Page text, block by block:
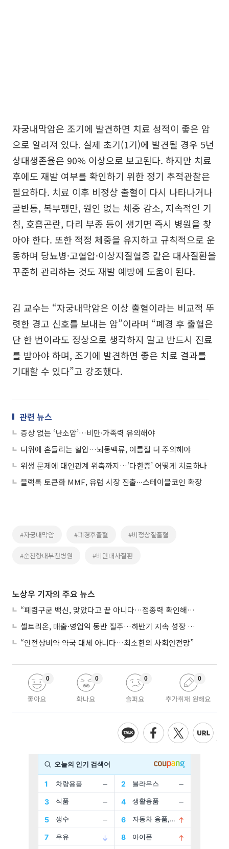
자궁내막암은 조기에 발견하면 치료 성적이 좋은 암
으로 알려져 있다. 실제 초기(1기)에 발견될 경우 5년
상대생존율은 90% 이상으로 보고된다. 하지만 치료
후에도 재발 여부를 확인하기 위한 정기 추적관찰은
필요하다. 치료 이후 비정상 출혈이 다시 나타나거나
골반통, 복부팽만, 원인 없는 체중 감소, 지속적인 기
침, 호흡곤란, 다리 부종 등이 생기면 즉시 병원을 찾
아야 한다. 또한 적정 체중을 유지하고 규칙적으로 운
동하며 당뇨병·고혈압·이상지질혈증 같은 대사질환을
꾸준히 관리하는 것도 재발 예방에 도움이 된다.
김 교수는 “자궁내막암은 이상 출혈이라는 비교적 뚜
렷한 경고 신호를 보내는 암”이라며 “폐경 후 출혈은
단 한 번이라도 정상으로 생각하지 말고 반드시 진료
를 받아야 하며, 조기에 발견하면 좋은 치료 결과를
기대할 수 있다”고 강조했다.
관련 뉴스
증상 없는 ‘난소암’…비만·가족력 유의해야
더위에 흔들리는 혈압…뇌동맥류, 여름철 더 주의해야
위생 문제에 대인관계 위축까지…‘다한증’ 어떻게 치료하나
블랙록 토큰화 MMF, 유럽 시장 진출∙∙∙스테이블코인 확장
#자궁내막암 #폐경후출혈 #비정상질출혈
#순천향대부천병원 #비만대사질환
노상우 기자의 주요 뉴스
“폐렴구균 백신, 맞았다고 끝 아니다…접종력 확인해야”
셀트리온, 매출·영업익 동반 질주…하반기 지속 성장 전망에 주목
“안전상비약 약국 대체 아니다…최소한의 사회안전망”
좋아요
0
화나요
0
슬퍼요
0
추가취재 원해요
0